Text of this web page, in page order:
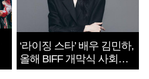
‘라이징 스타’ 배우 김민하,
올해 BIFF 개막식 사회자
확정